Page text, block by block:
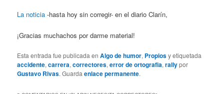
La noticia -hasta hoy sin corregir- en el diario Clarín,
¡Gracias muchachos por darme material!
Esta entrada fue publicada enAlgo de humor, Propiosy etiquetada
accidente,carrera,correctores,error de ortografia,rallypor
Gustavo Rivas. Guardaenlace permanente.